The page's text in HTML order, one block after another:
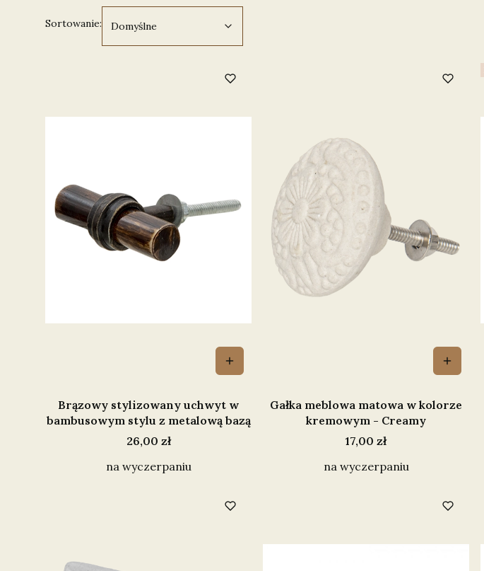
Lista produktów
Sortowanie: Domyślne
Domyślne
Brązowy stylizowany uchwyt w
bambusowym stylu z metalową bazą
Cena
26,00 zł
na wyczerpaniu
Gałka meblowa matowa w kolorze
kremowym - Creamy
Cena
17,00 zł
na wyczerpaniu